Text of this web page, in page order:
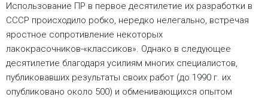
Использование ПР в первое десятилетие их разработки в
СССР происходило робко, нередко нелегально, встречая
яростное сопротивление некоторых
лакокрасочников-«классиков». Однако в следующее
десятилетие благодаря усилиям многих специалистов,
публиковавших результаты своих работ (до 1990 г. их
опубликовано около 500) и обменивающихся опытом